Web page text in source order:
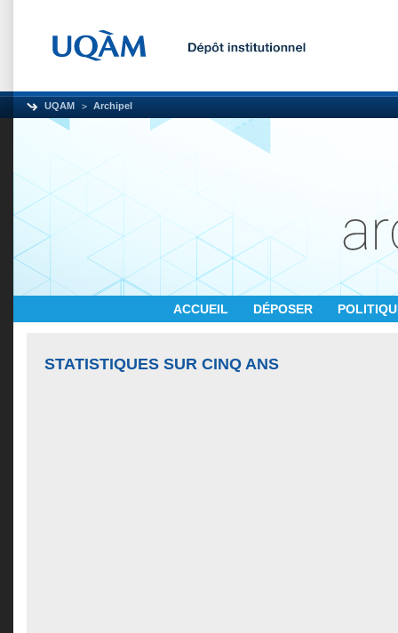
UQAM Archipel
ACCUEIL DÉPOSER
STATISTIQUES SUR CINQ ANS